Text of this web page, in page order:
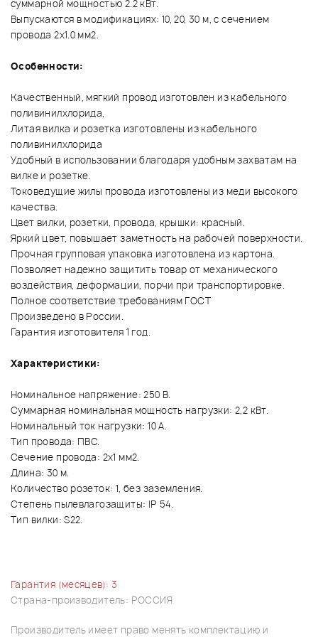
суммарной мощностью 2.2 кВт.
Выпускаются в модификациях: 10, 20, 30 м, с сечением
провода 2х1.0 мм2.
Особенности:
Качественный, мягкий провод изготовлен из кабельного
поливинилхлорида,
Литая вилка и розетка изготовлены из кабельного
поливинилхлорида
Удобный в использовании благодаря удобным захватам на
вилке и розетке.
Токоведущие жилы провода изготовлены из меди высокого
качества.
Цвет вилки, розетки, провода, крышки: красный.
Яркий цвет, повышает заметность на рабочей поверхности.
Прочная групповая упаковка изготовлена из картона.
Позволяет надежно защитить товар от механического
воздействия, деформации, порчи при транспортировке.
Полное соответствие требованиям ГОСТ
Произведено в России.
Гарантия изготовителя 1 год.
Характеристики:
Номинальное напряжение: 250 B.
Суммарная номинальная мощность нагрузки: 2,2 кВт.
Номинальный ток нагрузки: 10 А.
Тип провода: ПВС.
Сечение провода: 2x1 мм2.
Длина: 30 м.
Количество розеток: 1, без заземления.
Степень пылевлагозащиты: IP 54.
Тип вилки: S22.
Гарантия (месяцев): 3
Страна-производитель: РОССИЯ
Производитель имеет право менять комплектацию и